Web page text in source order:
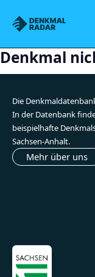
Denkmalradar
Denkmal
Die
In der Datenbank
beispielhafte
Sachsen-Anhalt.
Mehr über uns